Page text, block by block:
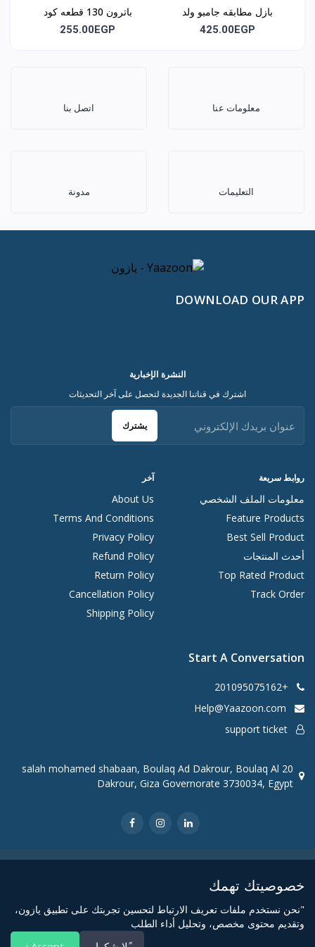
بازل مطابقه جامبو ولد
وبنت كود 1062
425.00EGP
باترون 130 قطعه كود
1068
255.00EGP
معلومات عنا اتصل بنا
التعليمات مدونة
DOWNLOAD OUR APP
روابط سريعة
معلومات الملف الشخصي
Feature Products
Best Sell Product
أحدث المنتجات
Top Rated Product
Track Order
آخر
About Us
Terms And Conditions
Privacy Policy
Refund Policy
Return Policy
Cancellation Policy
Shipping Policy
النشرة الإخبارية
اشترك في قناتنا الجديدة لتحصل على آخر التحديثات
يشترك
Start A Conversation
+201095075162
20 salah mohamed shabaan, Boulaq Ad Dakrour, Boulaq Al
Dakrour, Giza Governorate 3730034, Egypt
خصوصيتك تهمك
"نحن نستخدم ملفات تعريف الارتباط لتحسين تجربتك على تطبيق يازون،
وتقديم محتوى مخصص، وتحليل أداء الطلب